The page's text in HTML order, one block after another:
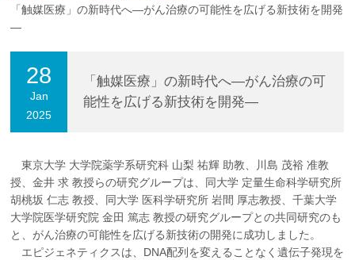
入学案内
社会貢献
企業の方大学院志望の方医学部志望の方卒業生の方 在学生・教員の方
お問い合わせ交通アクセス
「触媒医療」の新時代へ―がん治療の可能性を広げる新技術を開発
―
28
Jan
2025
「触媒医療」の新時代へ―がん治療の可
能性を広げる新技術を開発―
東京大学 大学院薬学系研究科 山梨 祐輝 助教、川島 茂裕 准教
授、金井 求 教授らの研究グループは、同大学 定量生命科学研究所
胡桃坂 仁志 教授、同大学 医科学研究所 岩間 厚志教授、千葉大学
大学院医学研究院 金田 篤志 教授の研究グループとの共同研究のも
と、がん治療の可能性を広げる新技術の開発に成功しました。
エピジェネティクスは、DNA配列を変えることなく遺伝子発現を